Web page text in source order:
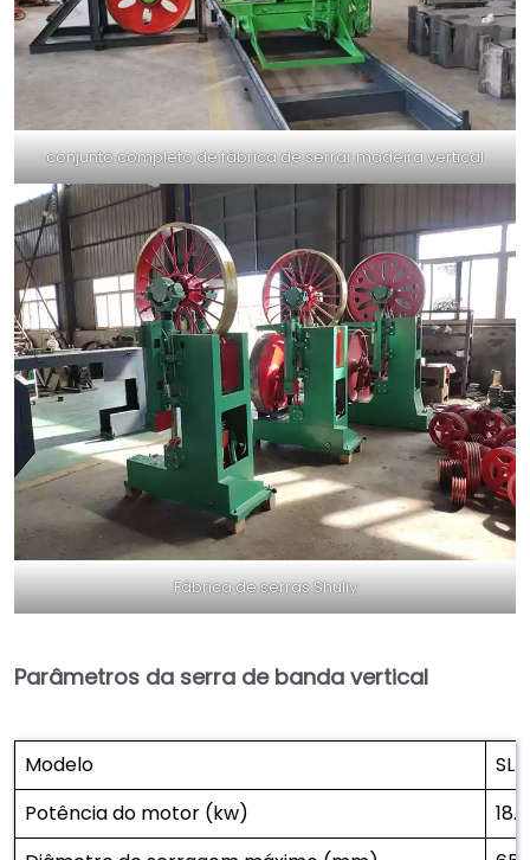
conjunto completo de fábrica de serrar madeira vertical
Fábrica de serras Shuliy
Parâmetros da serra de banda vertical
Modelo
Potência do motor (kw)
18.5